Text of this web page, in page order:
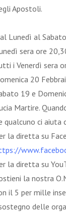
Apostoli.
Lunedì al
sera ore
i Venerdì sera
20
19 e
Martire.
qualcuno ci aiuta
la diretta su
la diretta su
la nostra
il 5 per mille
delle